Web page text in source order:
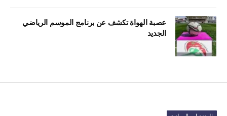
عصبة الهواة تكشف عن برنامج الموسم الرياضي
الجديد